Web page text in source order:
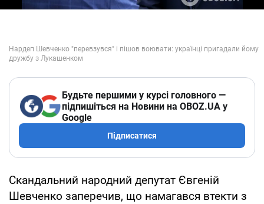
Будьте першими у курсі головного —
підпишіться на Новини на OBOZ.UA у
Google
Підписатися
Скандальний народний депутат Євгеній
Шевченко заперечив, що намагався втекти з